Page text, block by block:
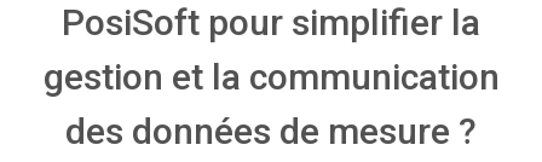
PosiSoft pour simplifier la
gestion et la communication
des données de mesure ?